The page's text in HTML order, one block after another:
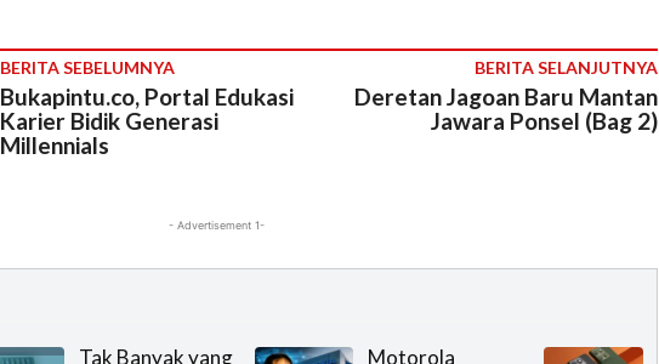
BERITA SEBELUMNYA
Bukapintu.co, Portal Edukasi
Karier Bidik Generasi
Millennials
BERITA SELANJUTNYA
Deretan Jagoan Baru Mantan
Jawara Ponsel (Bag 2)
- Advertisement 1-
Tak Banyak yang Motorola